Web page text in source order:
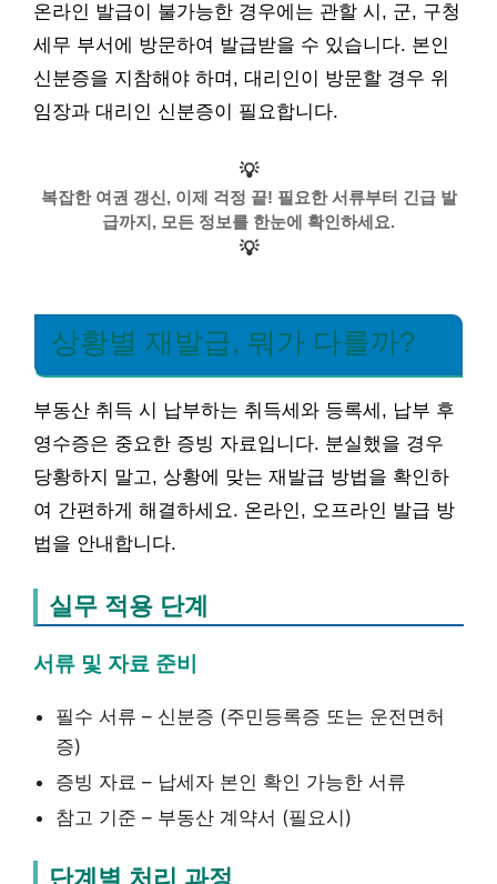
온라인 발급이 불가능한 경우에는 관할 시, 군, 구청
세무 부서에 방문하여 발급받을 수 있습니다. 본인
신분증을 지참해야 하며, 대리인이 방문할 경우 위
임장과 대리인 신분증이 필요합니다.
💡
복잡한 여권 갱신, 이제 걱정 끝! 필요한 서류부터 긴급 발
급까지, 모든 정보를 한눈에 확인하세요.
💡
상황별 재발급, 뭐가 다를까?
부동산 취득 시 납부하는 취득세와 등록세, 납부 후
영수증은 중요한 증빙 자료입니다. 분실했을 경우
당황하지 말고, 상황에 맞는 재발급 방법을 확인하
여 간편하게 해결하세요. 온라인, 오프라인 발급 방
법을 안내합니다.
실무 적용 단계
서류 및 자료 준비
필수 서류 – 신분증 (주민등록증 또는 운전면허
증)
증빙 자료 – 납세자 본인 확인 가능한 서류
참고 기준 – 부동산 계약서 (필요시)
단계별 처리 과정